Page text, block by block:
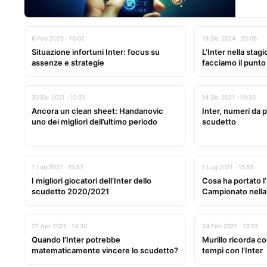
6 Feb 2025 · 16:02
Situazione infortuni Inter: focus su
assenze e strategie
19 Dic 2024 · 20:06
L’Inter nella
facciamo il
30 Dic 2021 · 12:25
Ancora un clean sheet: Handanovic
uno dei migliori dell’ultimo periodo
14 Dic 2021 · 10:35
Inter, numeri da
scudetto
1 Lug 2021 · 15:57
I migliori giocatori dell’Inter dello
scudetto 2020/2021
1 Lug 2021 · 15:55
Cosa ha portato
Campionato
27 Apr 2021 · 14:30
Quando l’Inter potrebbe
matematicamente vincere lo scudetto?
24 Feb 2021 · 13:10
Murillo ricorda
tempi con l’Inter